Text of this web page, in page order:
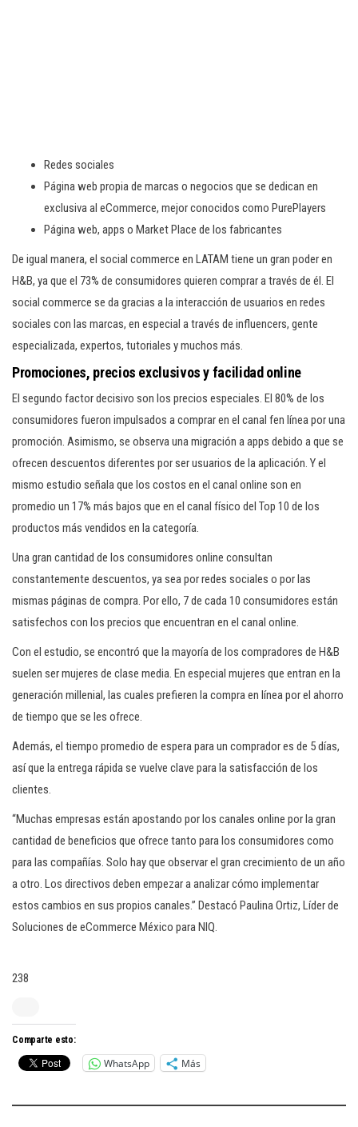
Redes sociales
Página web propia de marcas o negocios que se dedican en
exclusiva al eCommerce, mejor conocidos como PurePlayers
Página web, apps o Market Place de los fabricantes
De igual manera, el social commerce en LATAM tiene un gran poder en
H&B, ya que el 73% de consumidores quieren comprar a través de él. El
social commerce se da gracias a la interacción de usuarios en redes
sociales con las marcas, en especial a través de influencers, gente
especializada, expertos, tutoriales y muchos más.
Promociones, precios exclusivos y facilidad online
El segundo factor decisivo son los precios especiales. El 80% de los
consumidores fueron impulsados a comprar en el canal fen línea por una
promoción. Asimismo, se observa una migración a apps debido a que se
ofrecen descuentos diferentes por ser usuarios de la aplicación. Y el
mismo estudio señala que los costos en el canal online son en
promedio un 17% más bajos que en el canal físico del Top 10 de los
productos más vendidos en la categoría.
Una gran cantidad de los consumidores online consultan
constantemente descuentos, ya sea por redes sociales o por las
mismas páginas de compra. Por ello, 7 de cada 10 consumidores están
satisfechos con los precios que encuentran en el canal online.
Con el estudio, se encontró que la mayoría de los compradores de H&B
suelen ser mujeres de clase media. En especial mujeres que entran en la
generación millenial, las cuales prefieren la compra en línea por el ahorro
de tiempo que se les ofrece.
Además, el tiempo promedio de espera para un comprador es de 5 días,
así que la entrega rápida se vuelve clave para la satisfacción de los
clientes.
“Muchas empresas están apostando por los canales online por la gran
cantidad de beneficios que ofrece tanto para los consumidores como
para las compañías. Solo hay que observar el gran crecimiento de un año
a otro. Los directivos deben empezar a analizar cómo implementar
estos cambios en sus propios canales.” Destacó Paulina Ortiz, Líder de
Soluciones de eCommerce México para NIQ.
238
Comparte esto:
WhatsApp Más